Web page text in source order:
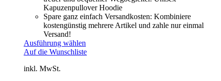
Kapuzenpullover Hoodie
Spare ganz einfach Versandkosten: Kombiniere
kostengünstig mehrere Artikel und zahle nur einmal
Versand!
Ausführung wählen
Auf die Wunschliste
inkl. MwSt.